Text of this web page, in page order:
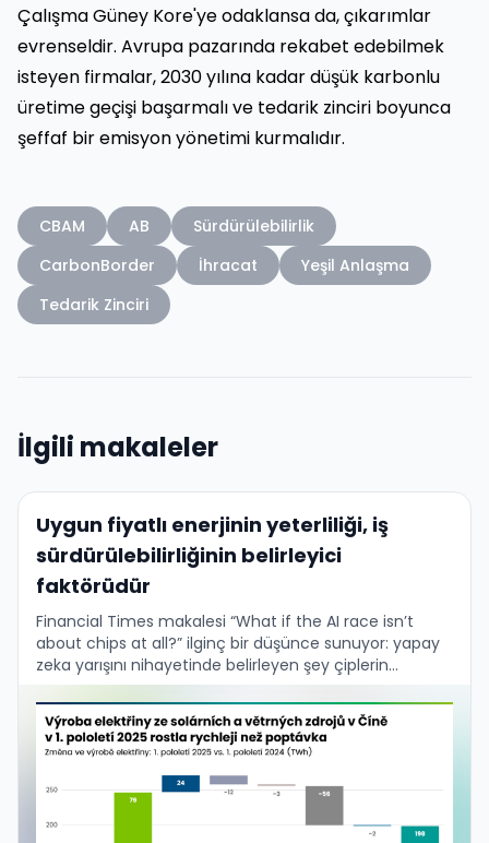
Çalışma Güney Kore'ye odaklansa da, çıkarımlar
evrenseldir. Avrupa pazarında rekabet edebilmek
isteyen firmalar, 2030 yılına kadar düşük karbonlu
üretime geçişi başarmalı ve tedarik zinciri boyunca
şeffaf bir emisyon yönetimi kurmalıdır.
CBAM AB
Sürdürülebilirlik
CarbonBorder
İhracat
Yeşil Anlaşma
Tedarik Zinciri
İlgili makaleler
Uygun fiyatlı enerjinin yeterliliği, iş
sürdürülebilirliğinin belirleyici
faktörüdür
Financial Times makalesi “What if the AI race isn’t
about chips at all?” ilginç bir düşünce sunuyor: yapay
zeka yarışını nihayetinde belirleyen şey çiplerin
bulunabilirliği değil, uygun fiyatlı elektriğin yeterliliği …